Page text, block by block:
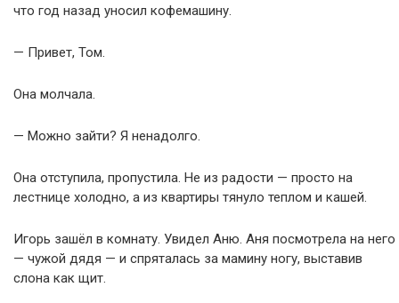
что год назад уносил кофемашину.
— Привет, Том.
Она молчала.
— Можно зайти? Я ненадолго.
Она отступила, пропустила. Не из радости — просто на
лестнице холодно, а из квартиры тянуло теплом и кашей.
Игорь зашёл в комнату. Увидел Аню. Аня посмотрела на него
— чужой дядя — и спряталась за мамину ногу, выставив
слона как щит.